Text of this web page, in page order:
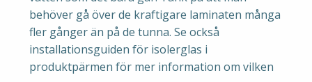
behöver gå över de kraftigare laminaten många
fler gånger än på de tunna. Se också
installationsguiden för isolerglas i
produktpärmen för mer information om vilken